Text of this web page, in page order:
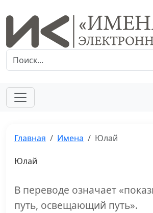
Главная Имена Юлай
Юлай
В переводе означает
путь, освещающий путь».